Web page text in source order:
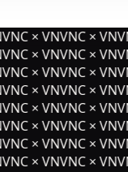
× VNVNC ×
× VNVNC ×
× VNVNC ×
× VNVNC ×
× VNVNC ×
× VNVNC ×
× VNVNC ×
× VNVNC ×